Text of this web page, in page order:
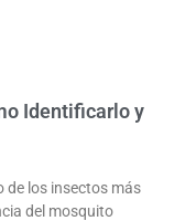
Identificarlo y
de los insectos más
del mosquito